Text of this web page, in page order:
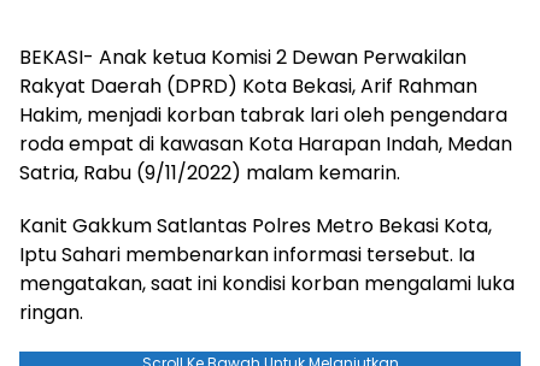
BEKASI- Anak ketua Komisi 2 Dewan Perwakilan
Rakyat Daerah (DPRD) Kota Bekasi, Arif Rahman
Hakim, menjadi korban tabrak lari oleh pengendara
roda empat di kawasan Kota Harapan Indah, Medan
Satria, Rabu (9/11/2022) malam kemarin.
Kanit Gakkum Satlantas Polres Metro Bekasi Kota,
Iptu Sahari membenarkan informasi tersebut. Ia
mengatakan, saat ini kondisi korban mengalami luka
ringan.